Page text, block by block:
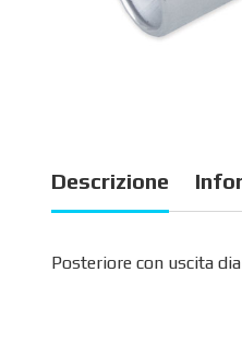
Descrizione
Posteriore con uscita